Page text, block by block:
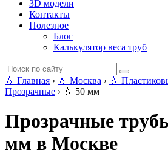
3D модели
Контакты
Полезное
Блог
Калькулятор веса труб
💧 Главная › 💧 Москва › 💧
Прозрачные › 💧 50 мм
Прозрачные
мм в Москве